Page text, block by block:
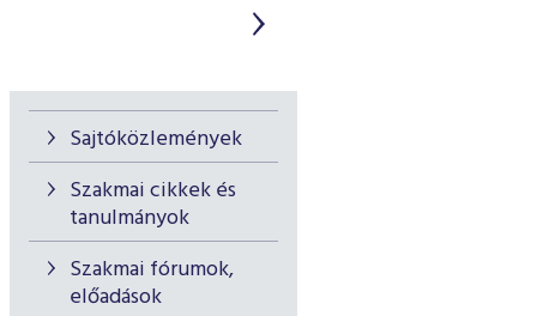
Sajtóközlemények
Szakmai cikkek és
tanulmányok
Szakmai fórumok,
előadások